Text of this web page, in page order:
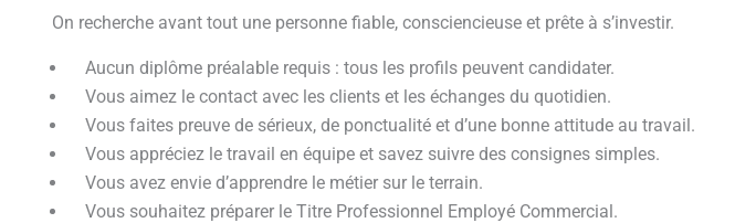
On recherche avant tout une personne fiable, consciencieuse et prête à s’investir.
Aucun diplôme préalable requis : tous les profils peuvent candidater.
Vous aimez le contact avec les clients et les échanges du quotidien.
Vous faites preuve de sérieux, de ponctualité et d’une bonne attitude au travail.
Vous appréciez le travail en équipe et savez suivre des consignes simples.
Vous avez envie d’apprendre le métier sur le terrain.
Vous souhaitez préparer le Titre Professionnel Employé Commercial.